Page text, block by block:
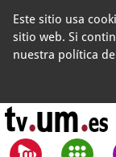
Este sitio usa
sitio web. Si
nuestra política